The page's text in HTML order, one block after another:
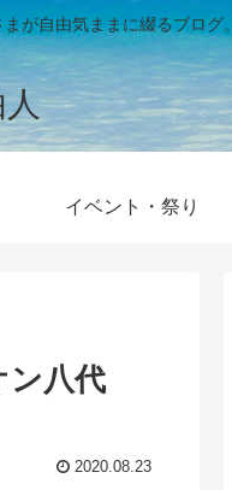
が自由気ままに綴るブログ。
イベント・祭り
ン八代
2020.08.23